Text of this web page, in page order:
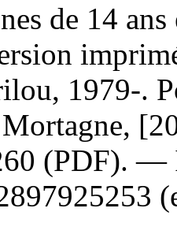
de 14
1979-.
Mortagne,
(PDF). —